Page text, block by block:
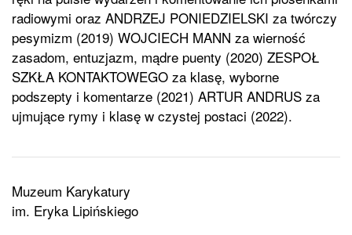
radiowymi oraz ANDRZEJ PONIEDZIELSKI za twórczy
pesymizm (2019) WOJCIECH MANN za wierność
zasadom, entuzjazm, mądre puenty (2020) ZESPOŁ
SZKŁA KONTAKTOWEGO za klasę, wyborne
podszepty i komentarze (2021) ARTUR ANDRUS za
ujmujące rymy i klasę w czystej postaci (2022).
Muzeum Karykatury
im. Eryka Lipińskiego